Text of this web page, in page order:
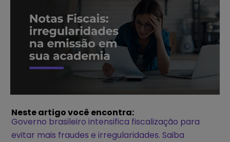
Neste artigo você encontra:
Governo brasileiro intensifica fiscalização para
evitar mais fraudes e irregularidades. Saiba